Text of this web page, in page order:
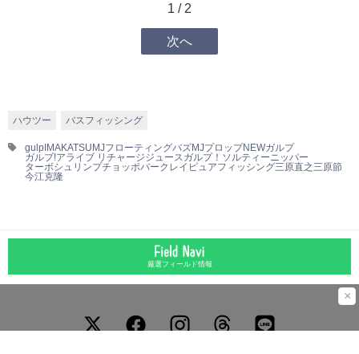
1 / 2
次へ
ハウツー バスフィッシング
gulpIMAKATSUMJフローティングバズMJプロップNEWガルプ
ガルプ!アライブ リチャージジュースガルプ！ ソルティーニッパー
ターボシュリンプチョッポバークレイ ピュアフィッシング三原直之三原節
今江克隆
×
厳選フィールド情報